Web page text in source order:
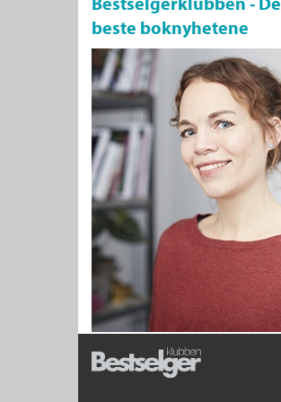
beste boknyhetene